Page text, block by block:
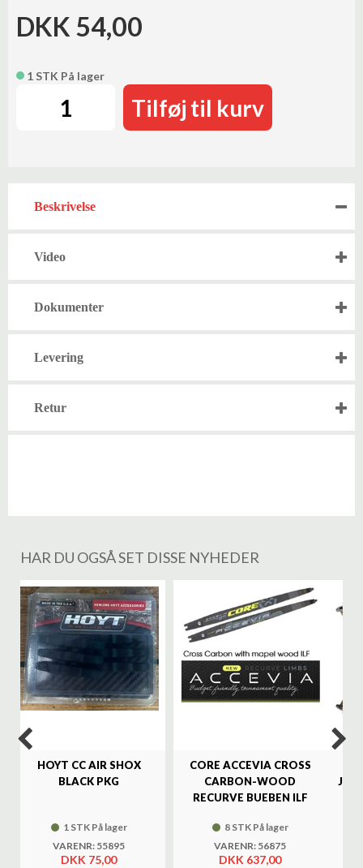
DKK 54,00
1 STK På lager
Tilføj til kurv
Beskrivelse
Video
Dokumenter
Levering
Retur
HAR DU OGSÅ SET DISSE NYHEDER
HOYT CC AIR SHOX
BLACK PKG
1 STK På lager
VARENR: 55895
DKK 75,00
CORE ACCEVIA CROSS
CARBON-WOOD
RECURVE BUEBEN ILF
8 STK På lager
VARENR: 56875
DKK 637,00